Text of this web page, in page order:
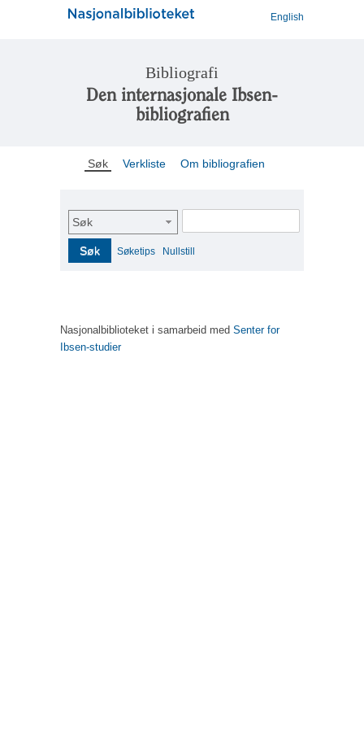
English
Bibliografi
Den internasjonale Ibsen-
bibliografien
Søk Verkliste Om bibliografien
Søk
Søk Søketips Nullstill
Nasjonalbiblioteket i samarbeid med Senter for
Ibsen-studier